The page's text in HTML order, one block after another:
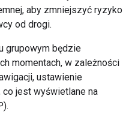
aby zmniejszyć ryzyko
od drogi.
grupowym będzie
momentach, w zależności
ustawienie
co jest wyświetlane na